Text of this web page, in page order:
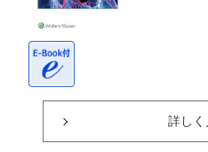
詳しく